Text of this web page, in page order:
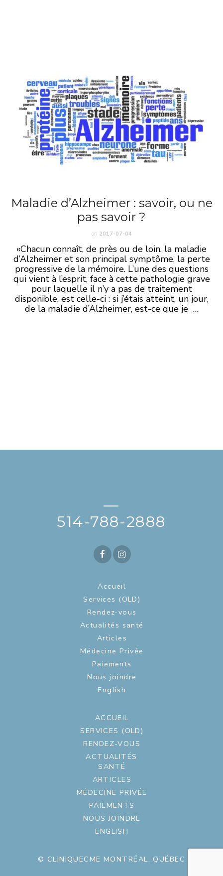
Maladie d’Alzheimer : savoir, ou ne
pas savoir ?
on 2017-07-04
«Chacun connaît, de près ou de loin, la maladie
d’Alzheimer et son principal symptôme, la perte
progressive de la mémoire. L’une des questions
qui vient à l’esprit, face à cette pathologie grave
pour laquelle il n’y a pas de traitement
disponible, est celle-ci : si j’étais atteint, un jour,
de la maladie d’Alzheimer, est-ce que je …
—
514-788-2888
Accueil
Services (OLD)
Rendez-vous
Actualités santé
Articles
Médecine Privée
Paiements
Nous joindre
English
ACCUEIL
SERVICES (OLD)
RENDEZ-VOUS
ACTUALITÉS
SANTÉ
ARTICLES
MÉDECINE PRIVÉE
PAIEMENTS
NOUS JOINDRE
ENGLISH
© CLINIQUECME MONTRÉAL, QUÉBEC